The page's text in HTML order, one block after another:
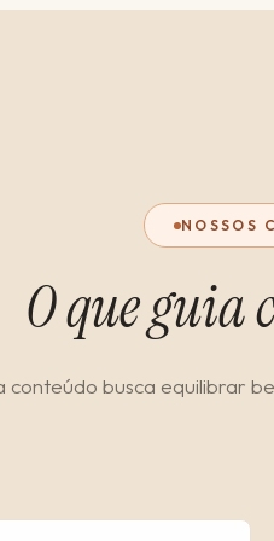
NOSSOS
O que guia
conteúdo busca equilibrar